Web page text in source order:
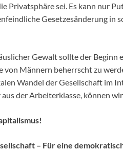
Privatsphäre sei. Es kann nur
Gesetzesänderung in
Gewalt sollte der Beginn
von Männern beherrscht zu
Wandel der Gesellschaft im
der Arbeiterklasse, können
– Für eine